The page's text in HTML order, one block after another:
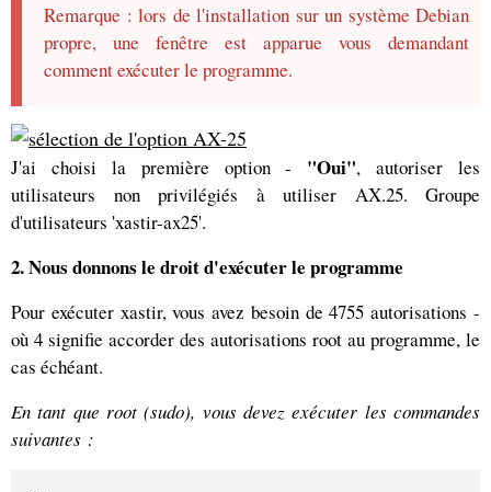
Remarque : lors de l'installation sur un système Debian
propre, une fenêtre est apparue vous demandant
comment exécuter le programme.
J'ai choisi la première option - "Oui", autoriser les
utilisateurs non privilégiés à utiliser AX.25. Groupe
d'utilisateurs 'xastir-ax25'.
2. Nous donnons le droit d'exécuter le programme
Pour exécuter xastir, vous avez besoin de 4755 autorisations -
où 4 signifie accorder des autorisations root au programme, le
cas échéant.
En tant que root (sudo), vous devez exécuter les commandes
suivantes :